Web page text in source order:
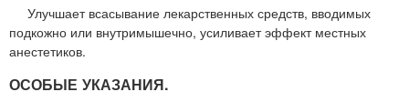
Улучшает всасывание лекарственных средств, вводимых
подкожно или внутримышечно, усиливает эффект местных
анестетиков.
ОСОБЫЕ УКАЗАНИЯ.